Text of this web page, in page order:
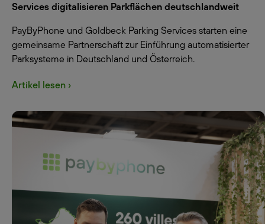
Services digitalisieren Parkflächen deutschlandweit
PayByPhone und Goldbeck Parking Services starten eine
gemeinsame Partnerschaft zur Einführung automatisierter
Parksysteme in Deutschland und Österreich.
Artikel lesen ›